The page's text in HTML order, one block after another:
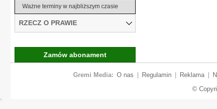
Ważne terminy w najbliższym czasie
RZECZ O PRAWIE
Zamów abonament
Gremi Media: O nas Regulamin Reklama
©